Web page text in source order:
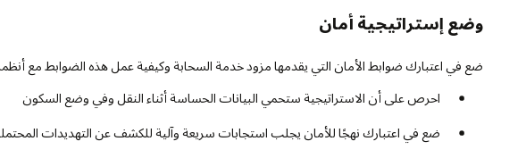
وضع إستراتيجية أمان
ضع في اعتبارك ضوابط الأمان التي يقدمها مزود خدمة السحابة وكيفية عمل هذه الضوابط مع أنظمة
احرص على أن الاستراتيجية ستحمي البيانات الحساسة أثناء النقل وفي وضع السكون
ضع في اعتبارك نهجًا للأمان يجلب استجابات سريعة وآلية للكشف عن التهديدات